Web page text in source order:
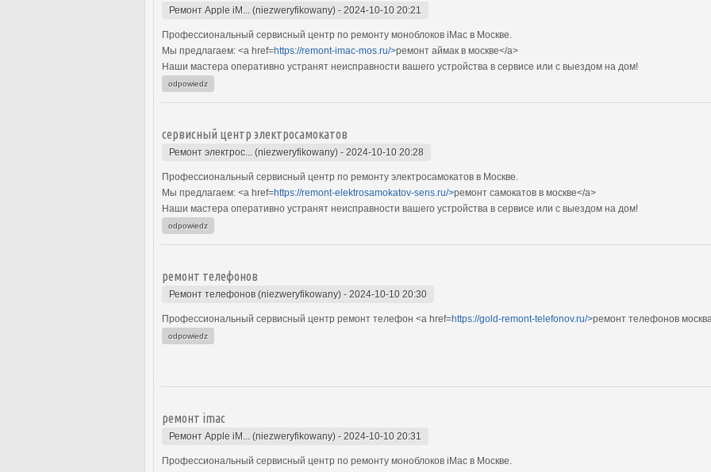
Ремонт Apple iM... (niezweryfikowany) - 2024-10-10 20:21
Профессиональный сервисный центр по ремонту моноблоков iMac в Москве.
Мы предлагаем: <a href=https://remont-imac-mos.ru/>ремонт аймак в москве</a>
Наши мастера оперативно устранят неисправности вашего устройства в сервисе или с выездом на дом!
odpowiedz
сервисный центр электросамокатов
Ремонт электрос... (niezweryfikowany) - 2024-10-10 20:28
Профессиональный сервисный центр по ремонту электросамокатов в Москве.
Мы предлагаем: <a href=https://remont-elektrosamokatov-sens.ru/>ремонт самокатов в москве</a>
Наши мастера оперативно устранят неисправности вашего устройства в сервисе или с выездом на дом!
odpowiedz
ремонт телефонов
Ремонт телефонов (niezweryfikowany) - 2024-10-10 20:30
Профессиональный сервисный центр ремонт телефон <a href=https://gold-remont-telefonov.ru/>ремонт телефонов
odpowiedz
ремонт imac
Ремонт Apple iM... (niezweryfikowany) - 2024-10-10 20:31
Профессиональный сервисный центр по ремонту моноблоков iMac в Москве.